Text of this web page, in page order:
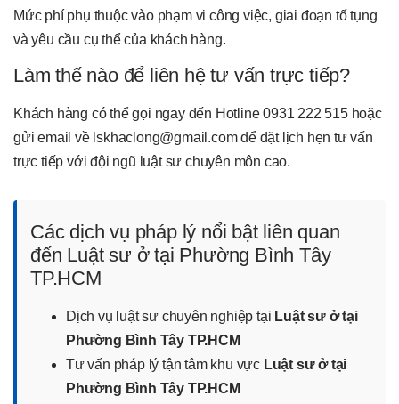
Mức phí phụ thuộc vào phạm vi công việc, giai đoạn tố tụng
và yêu cầu cụ thể của khách hàng.
Làm thế nào để liên hệ tư vấn trực tiếp?
Khách hàng có thể gọi ngay đến Hotline 0931 222 515 hoặc
gửi email về lskhaclong@gmail.com để đặt lịch hẹn tư vấn
trực tiếp với đội ngũ luật sư chuyên môn cao.
Các dịch vụ pháp lý nổi bật liên quan
đến Luật sư ở tại Phường Bình Tây
TP.HCM
Dịch vụ luật sư chuyên nghiệp tại Luật sư ở tại
Phường Bình Tây TP.HCM
Tư vấn pháp lý tận tâm khu vực Luật sư ở tại
Phường Bình Tây TP.HCM